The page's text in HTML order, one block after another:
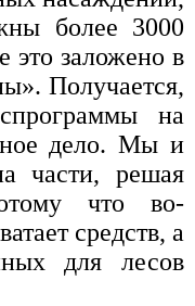
более 3000
это заложено в
Получается,
на
дело. Мы и
части, решая
что во-
средств, а
для лесов